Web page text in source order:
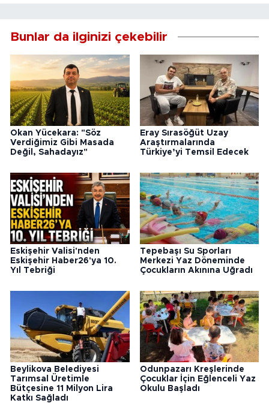
Bunlar da ilginizi çekebilir
Okan Yücekara: "Söz
Verdiğimiz Gibi Masada
Değil, Sahadayız"
Eray Sırasöğüt Uzay
Araştırmalarında
Türkiye’yi Temsil Edecek
Eskişehir Valisi'nden
Eskişehir Haber26'ya 10.
Yıl Tebriği
Tepebaşı Su Sporları
Merkezi Yaz Döneminde
Çocukların Akınına Uğradı
Beylikova Belediyesi
Tarımsal Üretimle
Bütçesine 11 Milyon Lira
Katkı Sağladı
Odunpazarı Kreşlerinde
Çocuklar İçin Eğlenceli Yaz
Okulu Başladı